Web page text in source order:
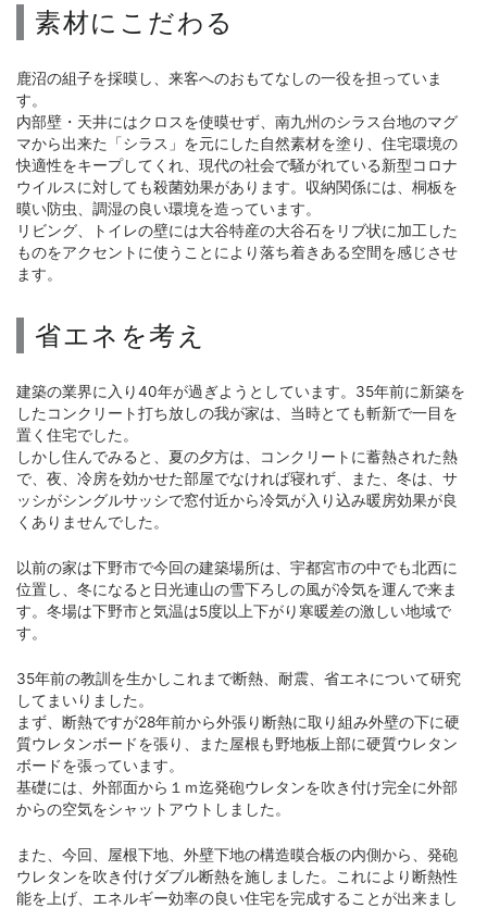
素材にこだわる
鹿沼の組子を採暯し、来客へのおもてなしの一役を担っていま
す。
内部壁・天井にはクロスを使暯せず、南九州のシラス台地のマグ
マから出来た「シラス」を元にした自然素材を塗り、住宅環境の
快適性をキープしてくれ、現代の社会で騒がれている新型コロナ
ウイルスに対しても殺菌効果があります。収納関係には、桐板を
暯い防虫、調湿の良い環境を造っています。
リビング、トイレの壁には大谷特産の大谷石をリブ状に加工した
ものをアクセントに使うことにより落ち着きある空間を感じさせ
ます。
省エネを考え
建築の業界に入り40年が過ぎようとしています。35年前に新築を
したコンクリート打ち放しの我が家は、当時とても斬新で一目を
置く住宅でした。
しかし住んでみると、夏の夕方は、コンクリートに蓄熱された熱
で、夜、冷房を効かせた部屋でなければ寝れず、また、冬は、サ
ッシがシングルサッシで窓付近から冷気が入り込み暖房効果が良
くありませんでした。
以前の家は下野市で今回の建築場所は、宇都宮市の中でも北西に
位置し、冬になると日光連山の雪下ろしの風が冷気を運んで来ま
す。冬場は下野市と気温は5度以上下がり寒暖差の激しい地域で
す。
35年前の教訓を生かしこれまで断熱、耐震、省エネについて研究
してまいりました。
まず、断熱ですが28年前から外張り断熱に取り組み外壁の下に硬
質ウレタンボードを張り、また屋根も野地板上部に硬質ウレタン
ボードを張っています。
基礎には、外部面から１ｍ迄発砲ウレタンを吹き付け完全に外部
からの空気をシャットアウトしました。
また、今回、屋根下地、外壁下地の構造暯合板の内側から、発砲
ウレタンを吹き付けダブル断熱を施しました。これにより断熱性
能を上げ、エネルギー効率の良い住宅を完成することが出来まし